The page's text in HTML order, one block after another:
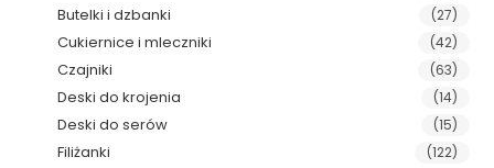
Butelki i dzbanki (27)
Cukiernice i mleczniki (42)
Czajniki (63)
Deski do krojenia (14)
Deski do serów (15)
Filiżanki (122)